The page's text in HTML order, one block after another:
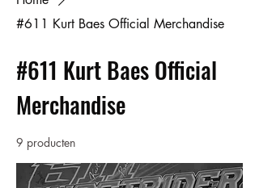
#611 Kurt Baes Official Merchandise
#611 Kurt Baes Official
Merchandise
9 producten